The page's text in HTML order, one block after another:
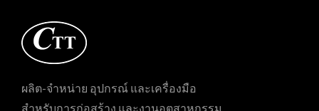
ผลิต-จำหน่าย อุปกรณ์ และเครื่องมือ